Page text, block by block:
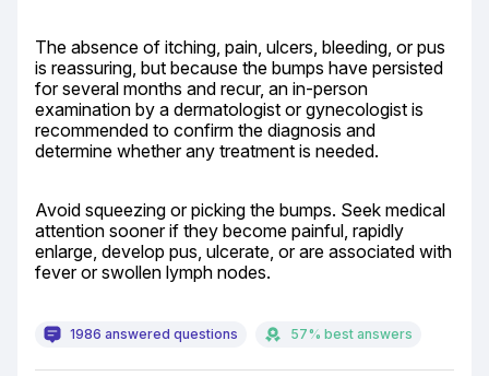
The absence of itching, pain, ulcers, bleeding, or pus
is reassuring, but because the bumps have persisted
for several months and recur, an in-person
examination by a dermatologist or gynecologist is
recommended to confirm the diagnosis and
determine whether any treatment is needed.
Avoid squeezing or picking the bumps. Seek medical
attention sooner if they become painful, rapidly
enlarge, develop pus, ulcerate, or are associated with
fever or swollen lymph nodes.
1986 answered questions 57% best answers